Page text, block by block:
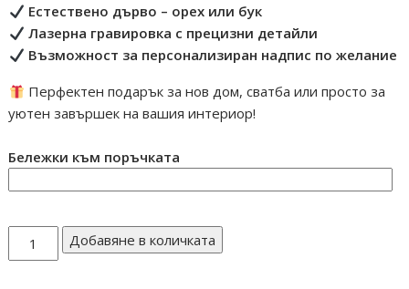
Естествено дърво – орех или бук
Лазерна гравировка с прецизни детайли
Възможност за персонализиран надпис по желание
Перфектен подарък за нов дом, сватба или просто за
уютен завършек на вашия интериор!
Бележки към поръчката
количество
за
Добавяне в количката